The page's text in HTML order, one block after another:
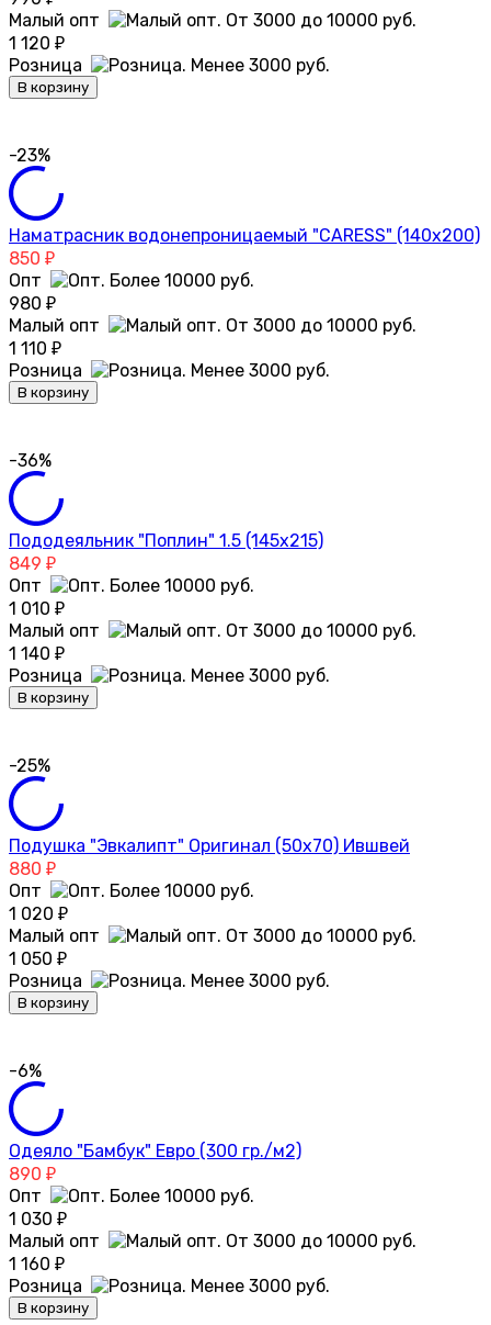
Малый опт
1 120 ₽
Розница
В корзину
-23%
Наматрасник водонепроницаемый "CARESS" (140x200)
850 ₽
Опт
980 ₽
Малый опт
1 110 ₽
Розница
В корзину
-36%
Пододеяльник "Поплин" 1.5 (145х215)
849 ₽
Опт
1 010 ₽
Малый опт
1 140 ₽
Розница
В корзину
-25%
Подушка "Эвкалипт" Оригинал (50х70) Ившвей
880 ₽
Опт
1 020 ₽
Малый опт
1 050 ₽
Розница
В корзину
-6%
Одеяло "Бамбук" Евро (300 гр./м2)
890 ₽
Опт
1 030 ₽
Малый опт
1 160 ₽
Розница
В корзину